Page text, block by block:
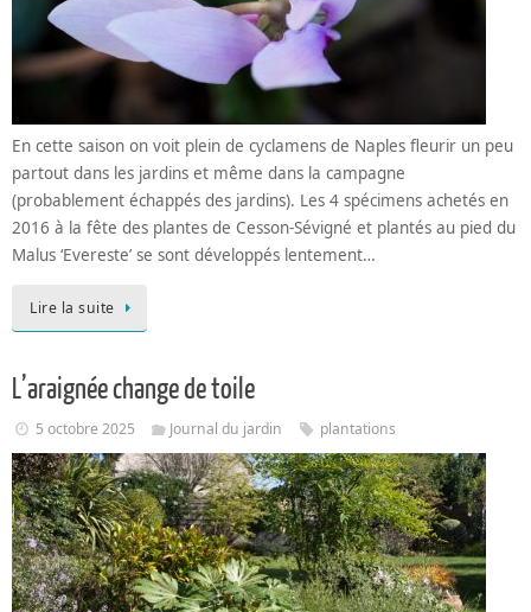
En cette saison on voit plein de cyclamens de Naples fleurir un peu
partout dans les jardins et même dans la campagne
(probablement échappés des jardins). Les 4 spécimens achetés en
2016 à la fête des plantes de Cesson-Sévigné et plantés au pied du
Malus ‘Evereste’ se sont développés lentement…
Lire la suite
L’araignée change de toile
5 octobre 2025 Journal du jardin plantations